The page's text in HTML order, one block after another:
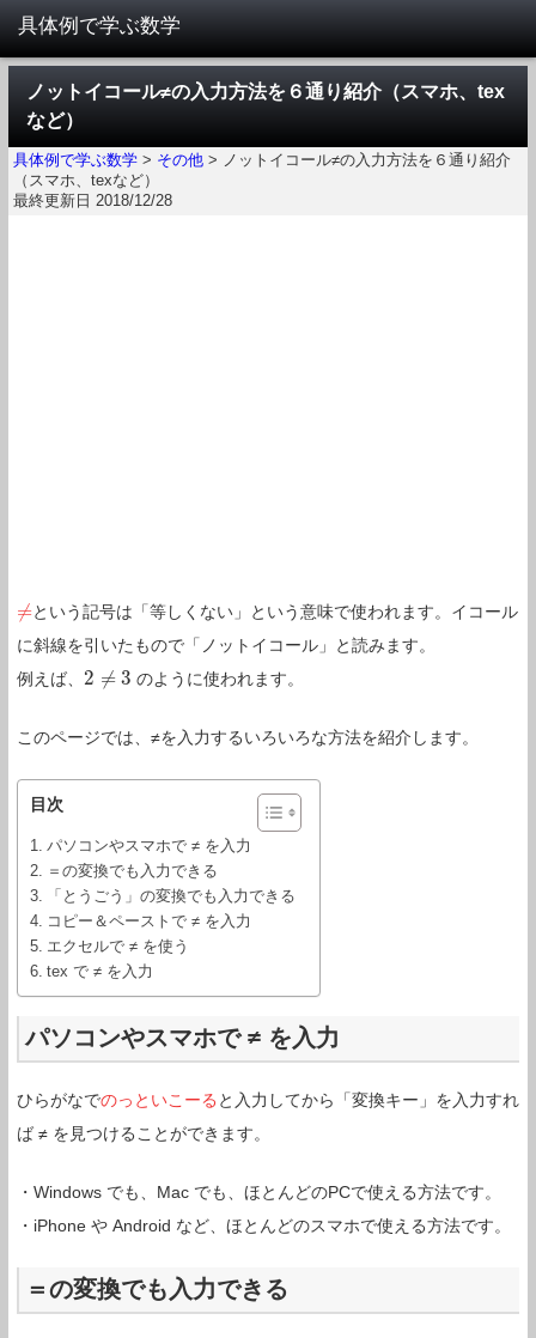
ノットイコール≠の入力方法を６通り紹介（スマホ、tex
など）
具体例で学ぶ数学 > その他 > ノットイコール≠の入力方法を６通り紹介
（スマホ、texなど）
最終更新日 2018/12/28
≠
≠ という記号は「等しくない」という意味で使われます。イコール
に斜線を引いたもので「ノットイコール」と読みます。
例えば、 2 ≠ 3
2 ≠3 のように使われます。
このページでは、≠を入力するいろいろな方法を紹介します。
目次
パソコンやスマホで ≠ を入力
＝の変換でも入力できる
「とうごう」の変換でも入力できる
コピー＆ペーストで ≠ を入力
エクセルで ≠ を使う
tex で ≠ を入力
パソコンやスマホで ≠ を入力
ひらがなでのっといこーる と入力してから「変換キー」を入力すれ
ば ≠ を見つけることができます。
・Windows でも、Mac でも、ほとんどのPCで使える方法です。
・iPhone や Android など、ほとんどのスマホで使える方法です。
＝の変換でも入力できる